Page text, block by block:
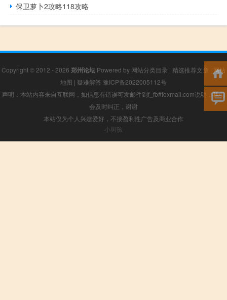
保卫萝卜2攻略118攻略
Copyright © 2012 - 2026 郑州论坛 Powered by 网站分类目录 | 精选推荐文章 | 网站
地图 | 疑难解答 豫ICP备2022005112号
声明：本站内容来自互联网，如信息有错误可发邮件到f_fb#foxmail.com说明，我们
会及时纠正，谢谢
本站仅为个人兴趣爱好，不接盈利性广告及商业合作
小男孩